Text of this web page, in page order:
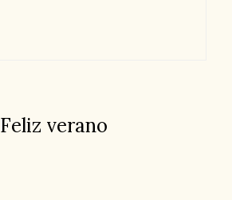
Feliz verano